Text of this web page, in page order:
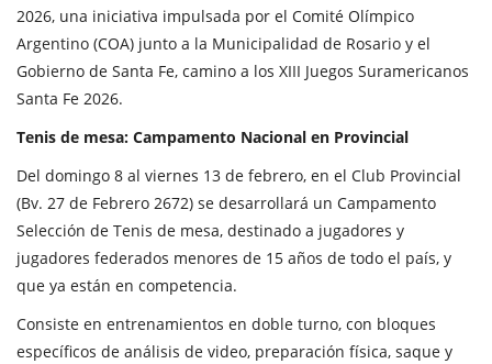
2026, una iniciativa impulsada por el Comité Olímpico
Argentino (COA) junto a la Municipalidad de Rosario y el
Gobierno de Santa Fe, camino a los XIII Juegos Suramericanos
Santa Fe 2026.
Tenis de mesa: Campamento Nacional en Provincial
Del domingo 8 al viernes 13 de febrero, en el Club Provincial
(Bv. 27 de Febrero 2672) se desarrollará un Campamento
Selección de Tenis de mesa, destinado a jugadores y
jugadores federados menores de 15 años de todo el país, y
que ya están en competencia.
Consiste en entrenamientos en doble turno, con bloques
específicos de análisis de video, preparación física, saque y